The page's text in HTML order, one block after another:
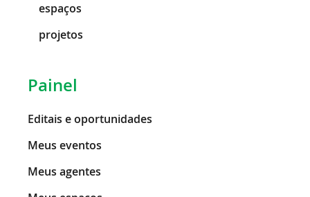
espaços
projetos
Painel
Editais e oportunidades
Meus eventos
Meus agentes